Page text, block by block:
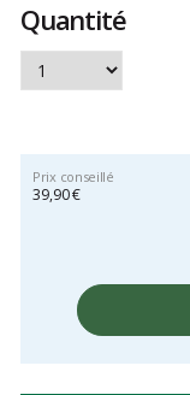
Quantité
Prix conseillé
39,90 €
unitaire,